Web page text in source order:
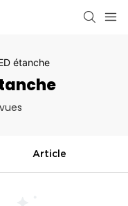
étanche
Article